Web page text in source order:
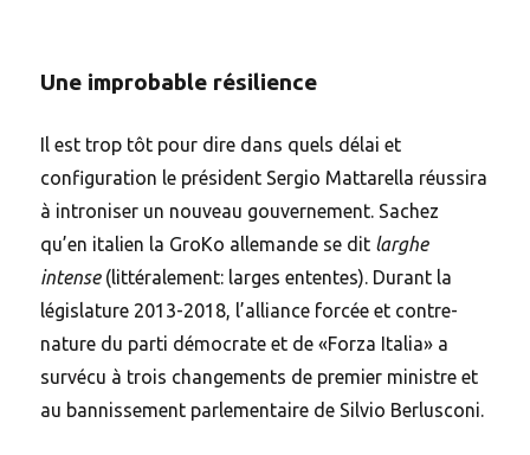
Une improbable résilience
Il est trop tôt pour dire dans quels délai et
configuration le président Sergio Mattarella réussira
à introniser un nouveau gouvernement. Sachez
qu’en italien la GroKo allemande se dit larghe
intense(littéralement: larges ententes). Durant la
législature 2013-2018, l’alliance forcée et contre-
nature du parti démocrate et de «Forza Italia» a
survécu à trois changements de premier ministre et
au bannissement parlementaire de Silvio Berlusconi.